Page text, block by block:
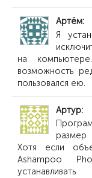
Артём
Я
на
возможность
пользовался ею.
Артур
размер
Хотя если
Ashampoo
устанавливать